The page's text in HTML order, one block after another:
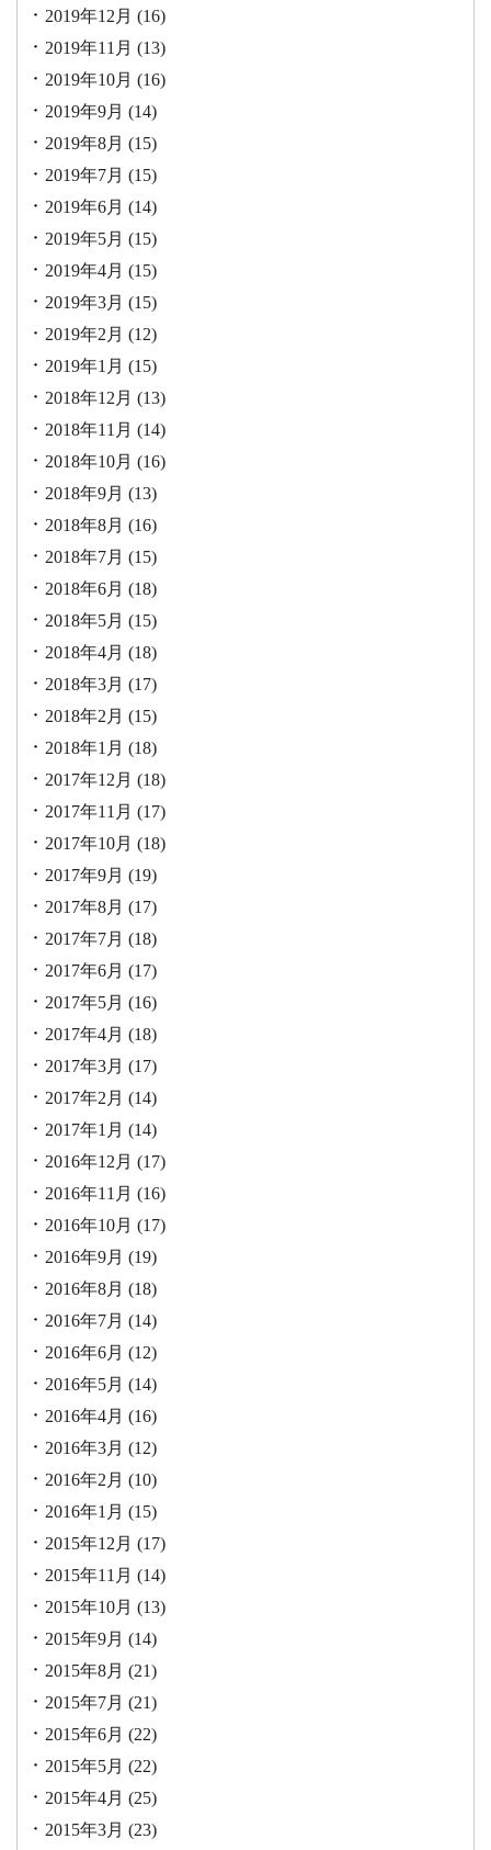
2019年12月 (16)
2019年11月 (13)
2019年10月 (16)
2019年9月 (14)
2019年8月 (15)
2019年7月 (15)
2019年6月 (14)
2019年5月 (15)
2019年4月 (15)
2019年3月 (15)
2019年2月 (12)
2019年1月 (15)
2018年12月 (13)
2018年11月 (14)
2018年10月 (16)
2018年9月 (13)
2018年8月 (16)
2018年7月 (15)
2018年6月 (18)
2018年5月 (15)
2018年4月 (18)
2018年3月 (17)
2018年2月 (15)
2018年1月 (18)
2017年12月 (18)
2017年11月 (17)
2017年10月 (18)
2017年9月 (19)
2017年8月 (17)
2017年7月 (18)
2017年6月 (17)
2017年5月 (16)
2017年4月 (18)
2017年3月 (17)
2017年2月 (14)
2017年1月 (14)
2016年12月 (17)
2016年11月 (16)
2016年10月 (17)
2016年9月 (19)
2016年8月 (18)
2016年7月 (14)
2016年6月 (12)
2016年5月 (14)
2016年4月 (16)
2016年3月 (12)
2016年2月 (10)
2016年1月 (15)
2015年12月 (17)
2015年11月 (14)
2015年10月 (13)
2015年9月 (14)
2015年8月 (21)
2015年7月 (21)
2015年6月 (22)
2015年5月 (22)
2015年4月 (25)
2015年3月 (23)